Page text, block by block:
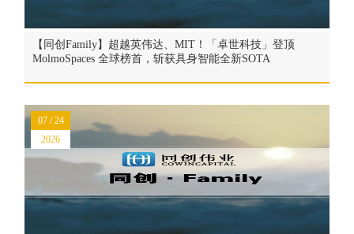
【同创Family】超越英伟达、MIT！「卓世科技」登顶
MolmoSpaces 全球榜首，斩获具身智能全新SOTA
07 / 24
2026